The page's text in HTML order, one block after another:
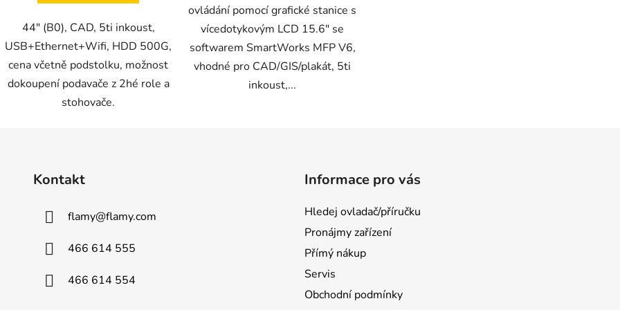
44" (B0), CAD, 5ti inkoust,
USB+Ethernet+Wifi, HDD 500G,
cena včetně podstolku, možnost
dokoupení podavače z 2hé role a
stohovače.
ovládání pomocí grafické stanice s
vícedotykovým LCD 15.6" se
softwarem SmartWorks MFP V6,
vhodné pro CAD/GIS/plakát, 5ti
inkoust,...
Kontakt
flamy@flamy.com
466 614 555
466 614 554
Informace pro vás
Hledej ovladač/příručku
Pronájmy zařízení
Přímý nákup
Servis
Obchodní podmínky